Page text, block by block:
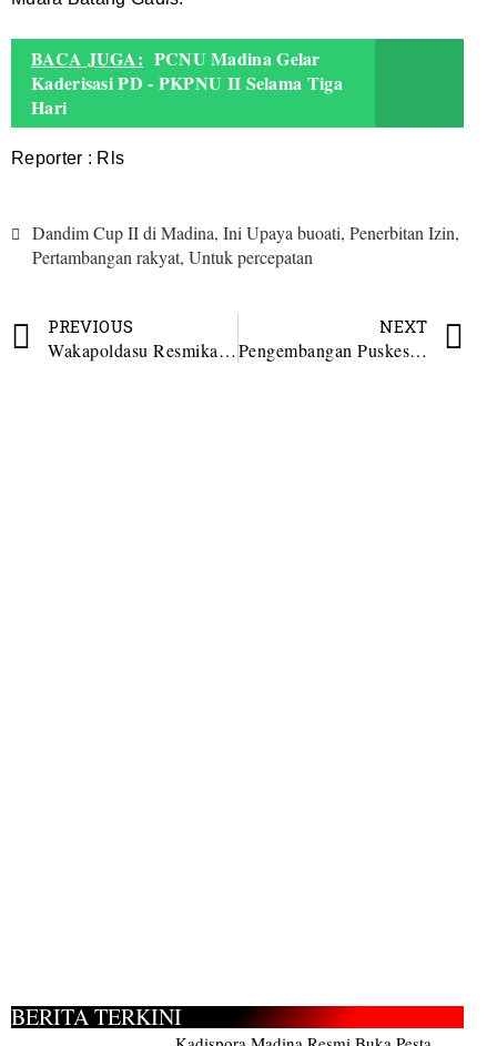
BACA JUGA: PCNU Madina Gelar
Kaderisasi PD - PKPNU II Selama Tiga
Hari
Reporter : Rls
Dandim Cup II di Madina, Ini Upaya buoati, Penerbitan Izin,
Pertambangan rakyat, Untuk percepatan
PREVIOUS
Wakapoldasu Resmikan SPPG Polres Madina
NEXT
Pengembangan Puskesmas dan Stadion Perjuangan Kotanopan Mencuat Dalam Reses H. Aswin Parinduri
BERITA TERKINI